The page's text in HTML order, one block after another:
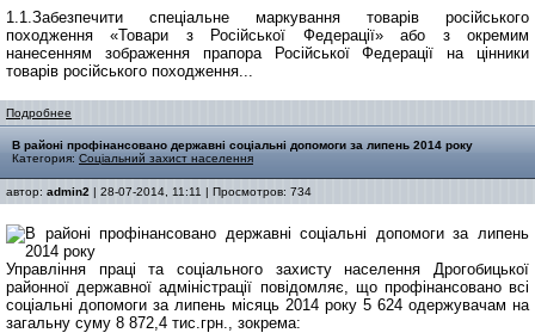
1.1.Забезпечити спеціальне маркування товарів російського
походження «Товари з Російської Федерації» або з окремим
нанесенням зображення прапора Російської Федерації на цінники
товарів російського походження...
Подробнее
В районі профінансовано державні соціальні допомоги за липень 2014 року
Категория: Соціальний захист населення
автор: admin2 | 28-07-2014, 11:11 | Просмотров: 734
Управління праці та соціального захисту населення Дрогобицької
районної державної адміністрації повідомляє, що профінансовано всі
соціальні допомоги за липень місяць 2014 року 5 624 одержувачам на
загальну суму 8 872,4 тис.грн., зокрема: